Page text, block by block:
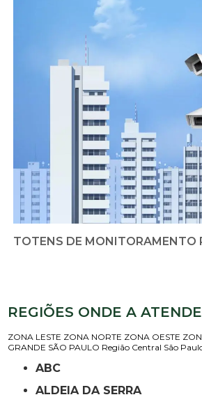
TOTENS DE MONITORAMENTO
REGIÕES ONDE A
ZONA LESTE ZONA NORTE ZONA OESTE
GRANDE SÃO PAULO Região Central São
ABC
ALDEIA DA SERRA